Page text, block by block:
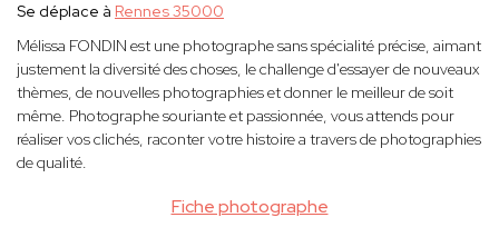
Fiche photographe
Se déplace à Rennes 35000
Mélissa FONDIN est une photographe sans spécialité précise, aimant
justement la diversité des choses, le challenge d'essayer de nouveaux
thèmes, de nouvelles photographies et donner le meilleur de soit
même. Photographe souriante et passionnée, vous attends pour
réaliser vos clichés, raconter votre histoire a travers de photographies
de qualité.